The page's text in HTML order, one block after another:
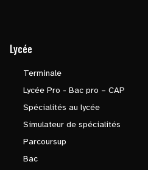
Lycée
Terminale
Lycée Pro - Bac pro – CAP
Spécialités au lycée
Simulateur de spécialités
Parcoursup
Bac